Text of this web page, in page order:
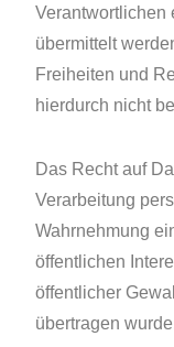
Verantwortlichen
übermittelt
Freiheiten und
hierdurch nicht
Das Recht auf
Verarbeitung
Wahrnehmung
öffentlichen
öffentlicher
übertragen